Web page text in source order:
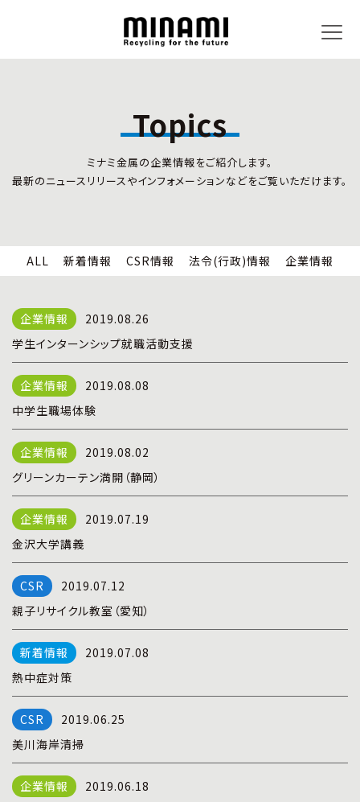
CSR情報
企業情報
全国事業所紹介
事業内容
リサイクルサービス
小型家電リサイクル法
全国の回収対応
Topics
ミナミ金属の企業情報をご紹介します。
最新のニュースリリースやインフォメーションなどをご覧いただけます。
ALL 新着情報 CSR情報 法令(行政)情報 企業情報
2019.08.26
学生インターンシップ就職活動支援
2019.08.08
中学生職場体験
2019.08.02
グリーンカーテン満開（静岡）
2019.07.19
金沢大学講義
2019.07.12
親子リサイクル教室（愛知）
2019.07.08
熱中症対策
2019.06.25
美川海岸清掃
2019.06.18